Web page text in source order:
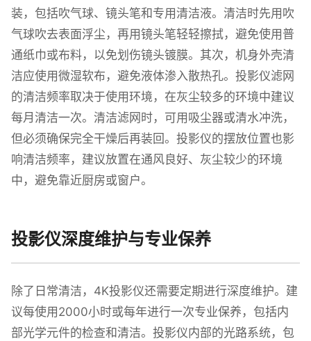
装，包括吹气球、镜头笔和专用清洁液。清洁时先用吹
气球吹去表面浮尘，再用镜头笔轻轻擦拭，避免使用普
通纸巾或布料，以免划伤镜头镀膜。其次，机身外壳清
洁应使用微湿软布，避免液体渗入散热孔。投影仪滤网
的清洁频率取决于使用环境，在灰尘较多的环境中建议
每月清洁一次。清洁滤网时，可用吸尘器或清水冲洗，
但必须确保完全干燥后再装回。投影仪的摆放位置也影
响清洁频率，建议放置在通风良好、灰尘较少的环境
中，避免靠近厨房或窗户。
投影仪深度维护与专业保养
除了日常清洁，4K投影仪还需要定期进行深度维护。建
议每使用2000小时或每年进行一次专业保养，包括内
部光学元件的检查和清洁。投影仪内部的光路系统，包